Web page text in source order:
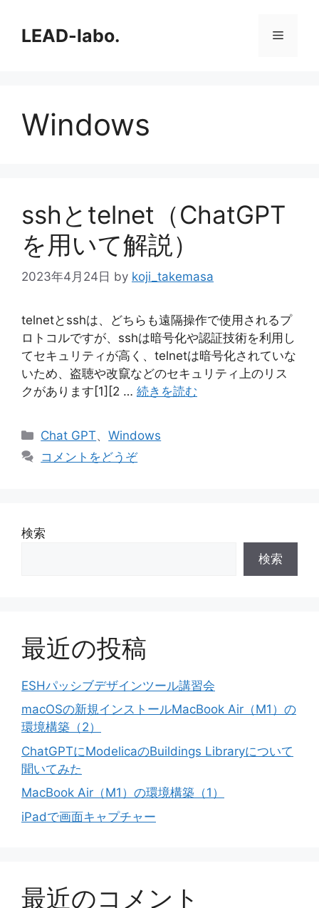
LEAD-labo. メ
Windows
sshとtelnet（ChatGPT
を用いて解説）
2023年4月24日 by koji_takemasa
telnetとsshは、どちらも遠隔操作で使用されるプ
ロトコルですが、sshは暗号化や認証技術を利用し
てセキュリティが高く、telnetは暗号化されていな
いため、盗聴や改竄などのセキュリティ上のリス
クがあります[1][2 … 続きを読む
カ
Chat GPT、Windows
コメントをどうぞ
検索
検索
最近の投稿
ESHパッシブデザインツール講習会
macOSの新規インストールMacBook Air（M1）の
環境構築（2）
ChatGPTにModelicaのBuildings Libraryについて
聞いてみた
MacBook Air（M1）の環境構築（1）
iPadで画面キャプチャー
最近のコメント